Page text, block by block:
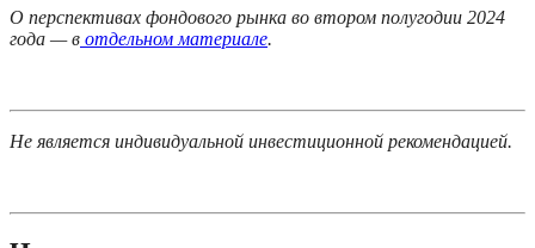
О перспективах фондового рынка во втором полугодии 2024
года — в отдельном материале.
Не является индивидуальной инвестиционной рекомендацией.